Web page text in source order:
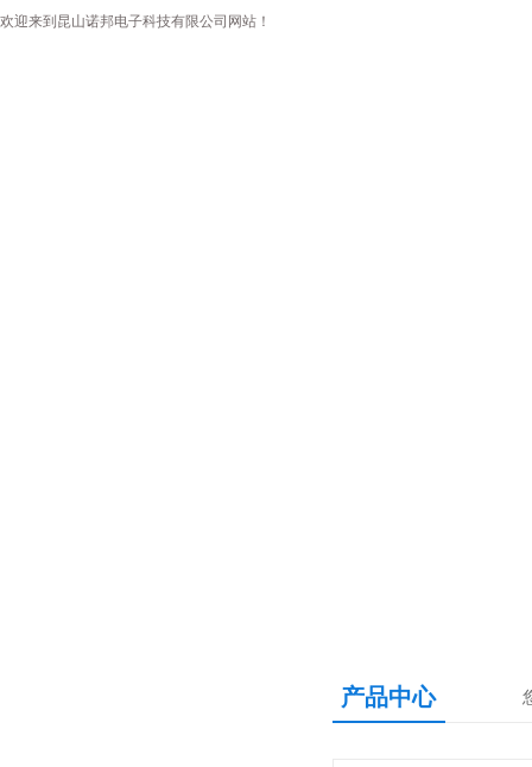
欢迎来到昆山诺邦电子科技有限公司网站！
产品中心